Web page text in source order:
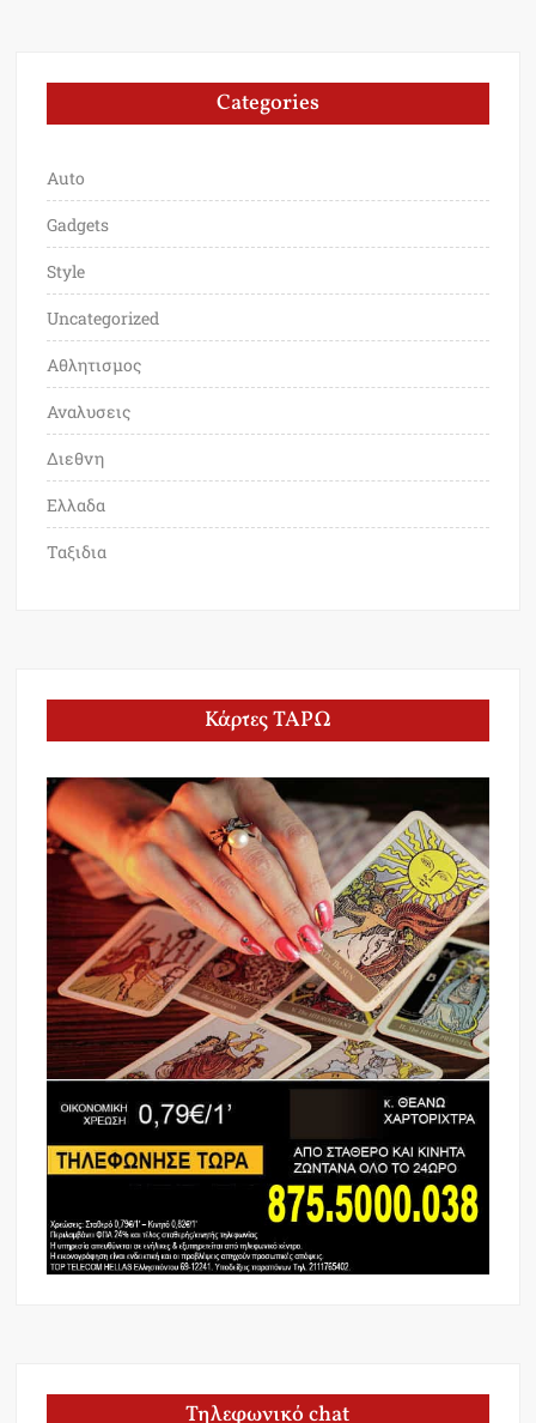
Categories
Auto
Gadgets
Style
Uncategorized
Αθλητισμος
Αναλυσεις
Διεθνη
Ελλαδα
Ταξιδια
Κάρτες ΤΑΡΩ
Τηλεφωνικό chat